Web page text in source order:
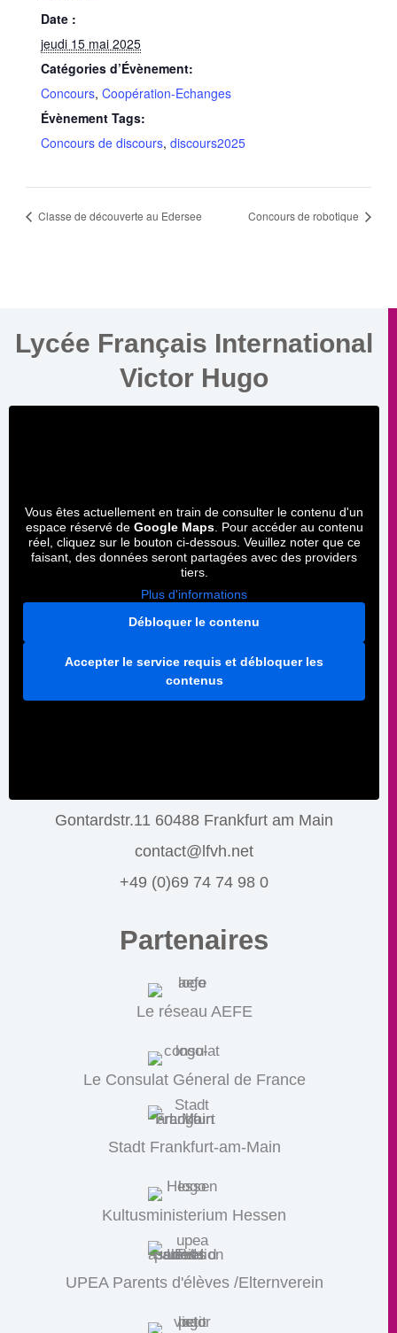
Date :
jeudi 15 mai 2025
Catégories d’Évènement:
Concours,Coopération-Echanges
Évènement Tags:
Concours de discours,discours2025
Classe de découverte au Edersee Concours de robotique
Lycée Français International
Victor Hugo
Vous êtes actuellement en train de consulter le contenu d'un
espace réservé de Google Maps. Pour accéder au contenu
réel, cliquez sur le bouton ci-dessous. Veuillez noter que ce
faisant, des données seront partagées avec des providers
tiers.
Plus d'informations
Débloquer le contenu
Accepter le service requis et débloquer les
contenus
Gontardstr.11 60488 Frankfurt am Main
contact@lfvh.net
+49 (0)69 74 74 98 0
Partenaires
Le réseau AEFE
Le Consulat Géneral de France
Stadt Frankfurt-am-Main
Kultusministerium Hessen
UPEA Parents d'élèves /Elternverein